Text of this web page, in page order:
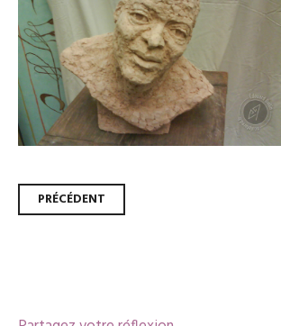
Navigation
PRÉCÉDENT